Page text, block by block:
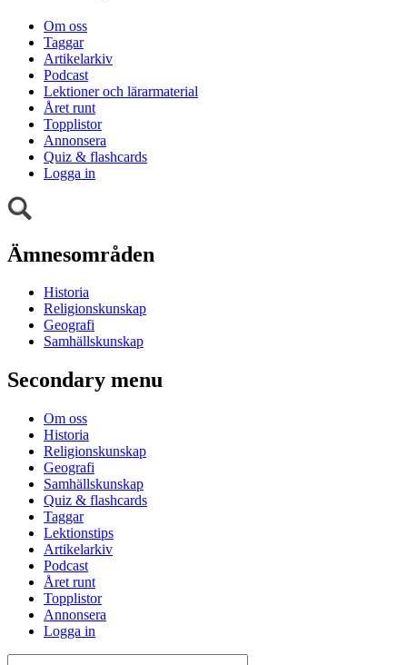
Om oss
Taggar
Artikelarkiv
Podcast
Lektioner och lärarmaterial
Året runt
Topplistor
Annonsera
Quiz & flashcards
Logga in
Ämnesområden
Historia
Religionskunskap
Geografi
Samhällskunskap
Secondary menu
Om oss
Historia
Religionskunskap
Geografi
Samhällskunskap
Quiz & flashcards
Taggar
Lektionstips
Artikelarkiv
Podcast
Året runt
Topplistor
Annonsera
Logga in